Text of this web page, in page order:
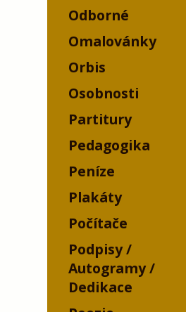
Odborné
Omalovánky
Orbis
Osobnosti
Partitury
Pedagogika
Peníze
Plakáty
Počítače
Podpisy /
Autogramy /
Dedikace